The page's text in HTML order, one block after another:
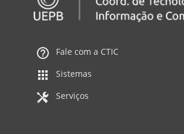
Fale com a CTIC
Sistemas
Serviços